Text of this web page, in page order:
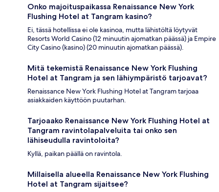
Onko majoituspaikassa Renaissance New York
Flushing Hotel at Tangram kasino?
Ei, tässä hotellissa ei ole kasinoa, mutta lähistöltä löytyvät
Resorts World Casino (12 minuutin ajomatkan päässä) ja Empire
City Casino (kasino) (20 minuutin ajomatkan päässä).
Mitä tekemistä Renaissance New York Flushing
Hotel at Tangram ja sen lähiympäristö tarjoavat?
Renaissance New York Flushing Hotel at Tangram tarjoaa
asiakkaiden käyttöön puutarhan.
Tarjoaako Renaissance New York Flushing Hotel at
Tangram ravintolapalveluita tai onko sen
lähiseudulla ravintoloita?
Kyllä, paikan päällä on ravintola.
Millaisella alueella Renaissance New York Flushing
Hotel at Tangram sijaitsee?